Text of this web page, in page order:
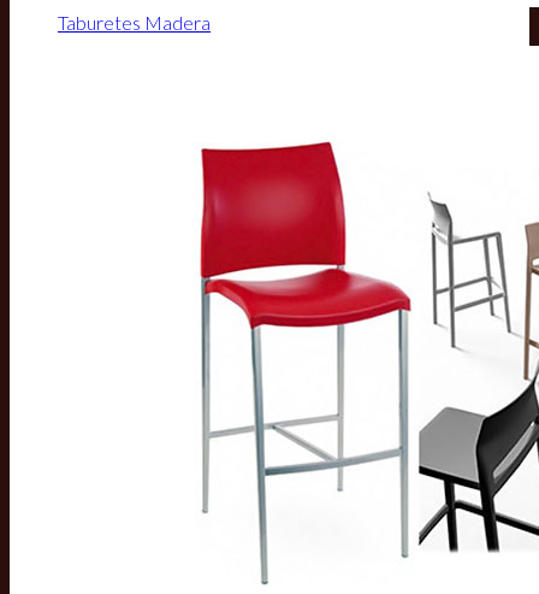
Taburetes Madera